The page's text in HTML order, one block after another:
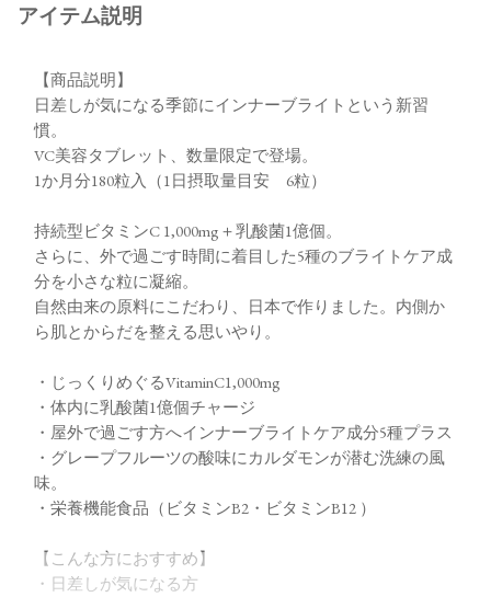
アイテム説明
【商品説明】
日差しが気になる季節にインナーブライトという新習
慣。
VC美容タブレット、数量限定で登場。
1か月分180粒入（1日摂取量目安 6粒）
持続型ビタミンC 1,000mg＋乳酸菌1億個。
さらに、外で過ごす時間に着目した5種のブライトケア成
分を小さな粒に凝縮。
自然由来の原料にこだわり、日本で作りました。内側か
ら肌とからだを整える思いやり。
・じっくりめぐるVitaminC1,000mg
・体内に乳酸菌1億個チャージ
・屋外で過ごす方へインナーブライトケア成分5種プラス
・グレープフルーツの酸味にカルダモンが潜む洗練の風
味。
・栄養機能食品（ビタミンB2・ビタミンB12 ）
【こんな方におすすめ】
・日差しが気になる方